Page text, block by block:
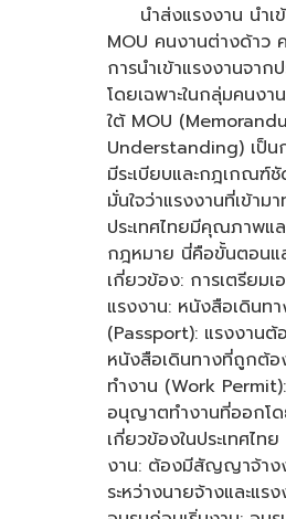
นำส่งแรงงาน นำเข้
MOU คนงานต่างด้าว
การนำเข้าแรงงานจาก
โดยเฉพาะในกลุ่มคนงา
ใต้ MOU
Understanding) เป็น
มีระเบียบและกฎเกณฑ์ชั
มั่นใจว่าแรงงานที่เข้ามา
ประเทศไทยมีคุณภาพแ
กฎหมาย นี่คือขั้นตอนแ
เกี่ยวข้อง: การเตรียมเ
แรงงาน: หนังสือเดินท
(Passport): แรงงานต้
หนังสือเดินทางที่ถูกต้
ทำงาน (Work
อนุญาตทำงานที่ออกโ
เกี่ยวข้องในประเทศไ
งาน: ต้องมีสัญญาจ้าง
ระหว่างนายจ้างและแร